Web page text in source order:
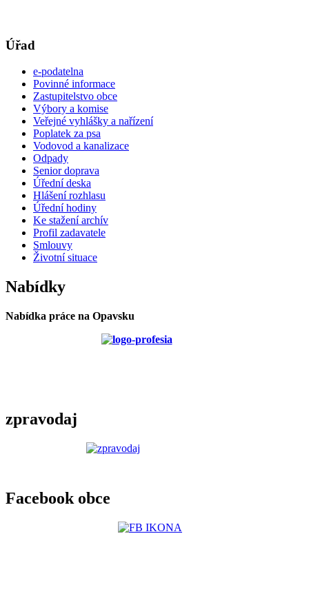
Úřad
e-podatelna
Povinné informace
Zastupitelstvo obce
Výbory a komise
Veřejné vyhlášky a nařízení
Poplatek za psa
Vodovod a kanalizace
Odpady
Senior doprava
Úřední deska
Hlášení rozhlasu
Úřední hodiny
Ke stažení archív
Profil zadavatele
Smlouvy
Životní situace
Nabídky
Nabídka práce na Opavsku
zpravodaj
Facebook obce